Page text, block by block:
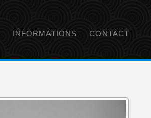
INFORMATIONS CONTACT